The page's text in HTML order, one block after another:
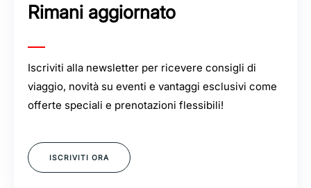
Rimani aggiornato
Iscriviti alla newsletter per ricevere consigli di
viaggio, novità su eventi e vantaggi esclusivi come
offerte speciali e prenotazioni flessibili!
ISCRIVITI ORA